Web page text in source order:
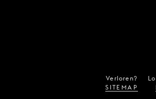
Verloren?
SITEMAP